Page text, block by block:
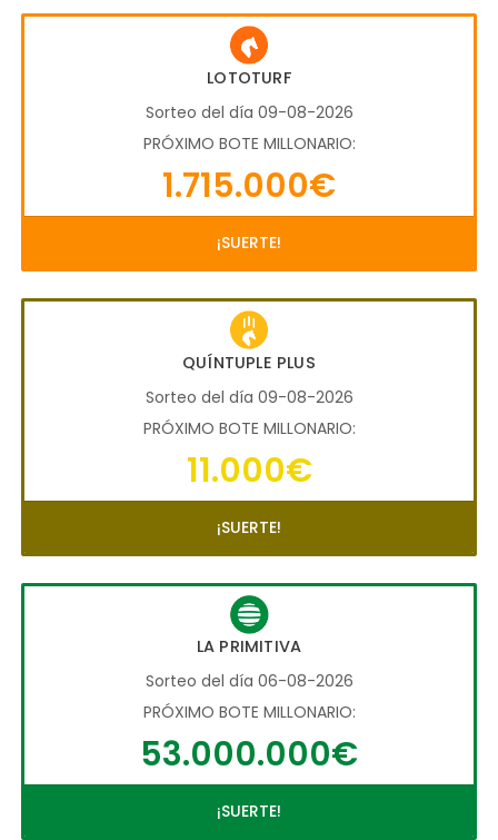
LOTOTURF
Sorteo del día 09-08-2026
PRÓXIMO BOTE MILLONARIO:
1.715.000€
¡SUERTE!
QUÍNTUPLE PLUS
Sorteo del día 09-08-2026
PRÓXIMO BOTE MILLONARIO:
11.000€
¡SUERTE!
LA PRIMITIVA
Sorteo del día 06-08-2026
PRÓXIMO BOTE MILLONARIO:
53.000.000€
¡SUERTE!